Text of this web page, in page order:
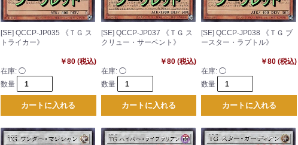
[SE] QCCP-JP035 《ＴＧ ス
トライカー》
￥80 (税込)
在庫:◯
数量
カートに入れる
[SE] QCCP-JP037 《ＴＧ ス
クリュー・サーペント》
￥80 (税込)
在庫: ◯
数量
カートに入れる
[SE] QCCP-JP038 《ＴＧ ブ
ースター・ラプトル》
￥80 (税込)
在庫:◯
数量
カートに入れる